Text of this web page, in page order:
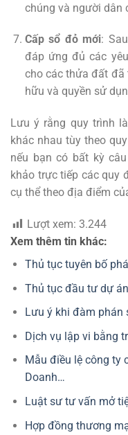
chúng và người dân
Cấp sổ đỏ mới:
đáp ứng đủ các
cho các thửa đất đã
hữu và quyền sử
Lưu ý rằng quy trình
khác nhau tùy theo
nếu bạn có bất kỳ
khảo trực tiếp các quy
cụ thể theo địa điểm
Lượt xem: 3.244
Xem thêm tin khác:
Thủ tục tuyên bố
Thủ tục đầu tư dự
Lưu ý khi đàm phán
Dịch vụ lập vi bằng
Mẫu điều lệ công ty
Doanh…
Luật sư tư vấn mở
Hợp đồng thương